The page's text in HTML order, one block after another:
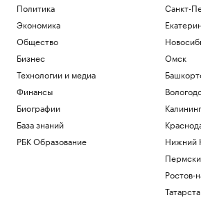
Политика
Экономика
Общество
Бизнес
Технологии и медиа
Финансы
Биографии
База знаний
РБК Образование
Санкт-
Омск
Нижний
Ростов-